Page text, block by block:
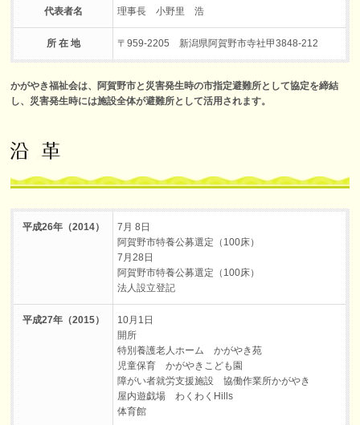
代表者名 理事長 小野里 浩
所 在 地 〒959-2205 新潟県阿賀野市寺社甲3848-212
かがやき福祉会は、阿賀野市と災害発生時の市指定避難所として協定を締結
し、災害発生時には施設全体が避難所として活用されます。
平成26年（2014）
7月 8日
阿賀野市特養公募選定（100床）
7月28日
阿賀野市特養公募選定（100床）
法人設立登記
平成27年（2015）
10月1日
開所
特別養護老人ホーム かがやき苑
児童保育 かがやきこども園
障がい者就労支援施設 協働作業所かがやき
屋内遊戯場 わくわくHills
体育館